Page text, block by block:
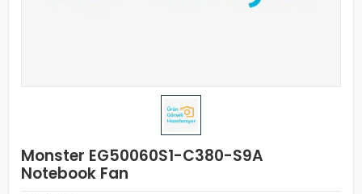
Monster EG50060S1-C380-S9A
Notebook Fan